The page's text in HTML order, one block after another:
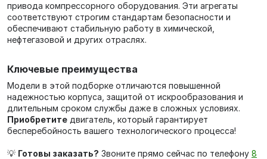
привода компрессорного оборудования. Эти агрегаты
соответствуют строгим стандартам безопасности и
обеспечивают стабильную работу в химической,
нефтегазовой и других отраслях.
Ключевые преимущества
Модели в этой подборке отличаются повышенной
надежностью корпуса, защитой от искрообразования и
длительным сроком службы даже в сложных условиях.
Приобретите двигатель, который гарантирует
бесперебойность вашего технологического процесса!
💡 Готовы заказать? Звоните прямо сейчас по телефону 8